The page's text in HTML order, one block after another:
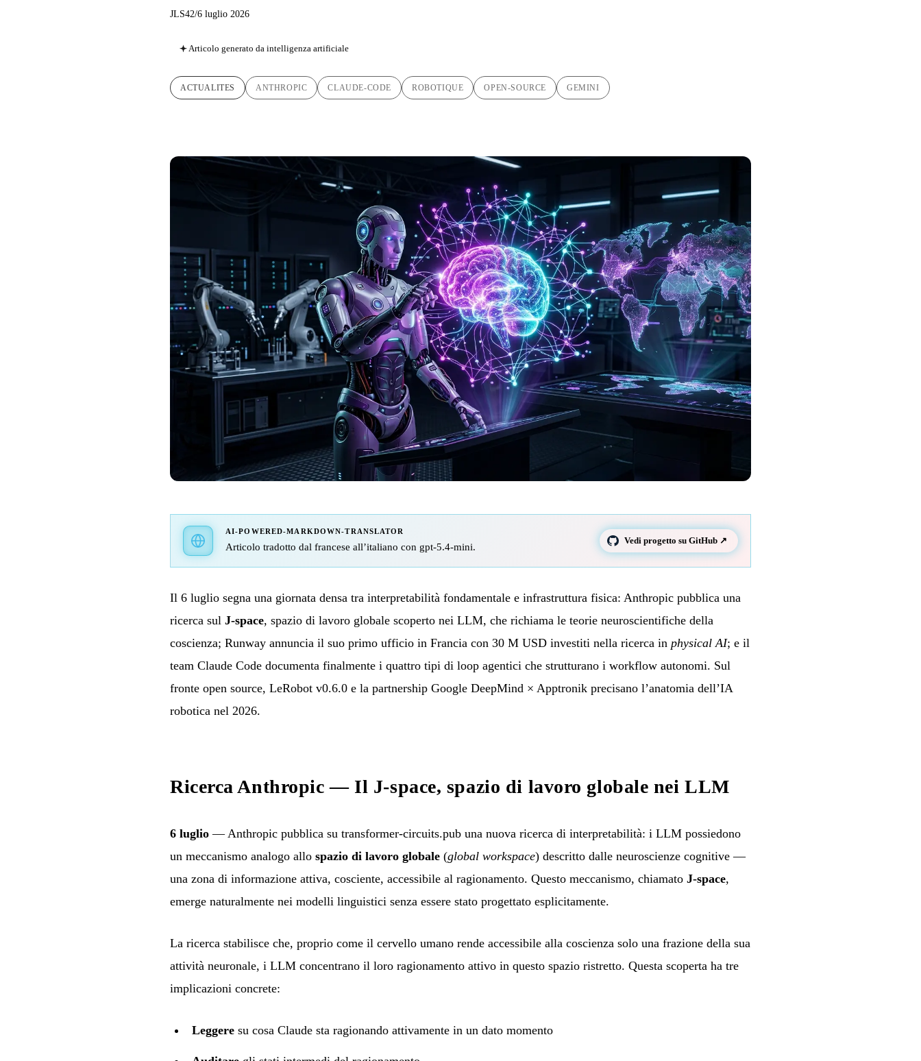
JLS42/6 luglio 2026
Articolo generato da intelligenza artificiale
ACTUALITES ANTHROPIC CLAUDE-CODE ROBOTIQUE OPEN-SOURCE GEMINI
AI-POWERED-MARKDOWN-TRANSLATOR
Articolo tradotto dal francese all’italiano con gpt-5.4-mini.
Vedi progetto su GitHub ↗
Il 6 luglio segna una giornata densa tra interpretabilità fondamentale e infrastruttura fisica: Anthropic pubblica una
ricerca sul J-space, spazio di lavoro globale scoperto nei LLM, che richiama le teorie neuroscientifiche della
coscienza; Runway annuncia il suo primo ufficio in Francia con 30 M USD investiti nella ricerca in physical AI; e il
team Claude Code documenta finalmente i quattro tipi di loop agentici che strutturano i workflow autonomi. Sul
fronte open source, LeRobot v0.6.0 e la partnership Google DeepMind × Apptronik precisano l’anatomia dell’IA
robotica nel 2026.
Ricerca Anthropic — Il J-space, spazio di lavoro globale nei LLM
6 luglio — Anthropic pubblica su transformer-circuits.pub una nuova ricerca di interpretabilità: i LLM possiedono
un meccanismo analogo allo spazio di lavoro globale (global workspace) descritto dalle neuroscienze cognitive —
una zona di informazione attiva, cosciente, accessibile al ragionamento. Questo meccanismo, chiamato J-space,
emerge naturalmente nei modelli linguistici senza essere stato progettato esplicitamente.
La ricerca stabilisce che, proprio come il cervello umano rende accessibile alla coscienza solo una frazione della sua
attività neuronale, i LLM concentrano il loro ragionamento attivo in questo spazio ristretto. Questa scoperta ha tre
implicazioni concrete:
Leggere su cosa Claude sta ragionando attivamente in un dato momento